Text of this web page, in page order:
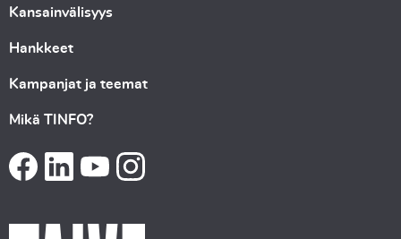
Kansainvälisyys
Hankkeet
Kampanjat ja teemat
Mikä TINFO?